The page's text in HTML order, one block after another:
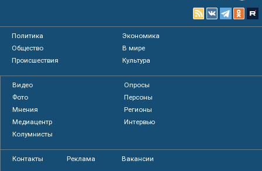
Политика
Экономика
Общество
В мире
Происшествия
Культура
Видео
Опросы
Фото
Персоны
Мнения
Регионы
Медиацентр
Интервью
Колумнисты
Контакты Реклама Вакансии